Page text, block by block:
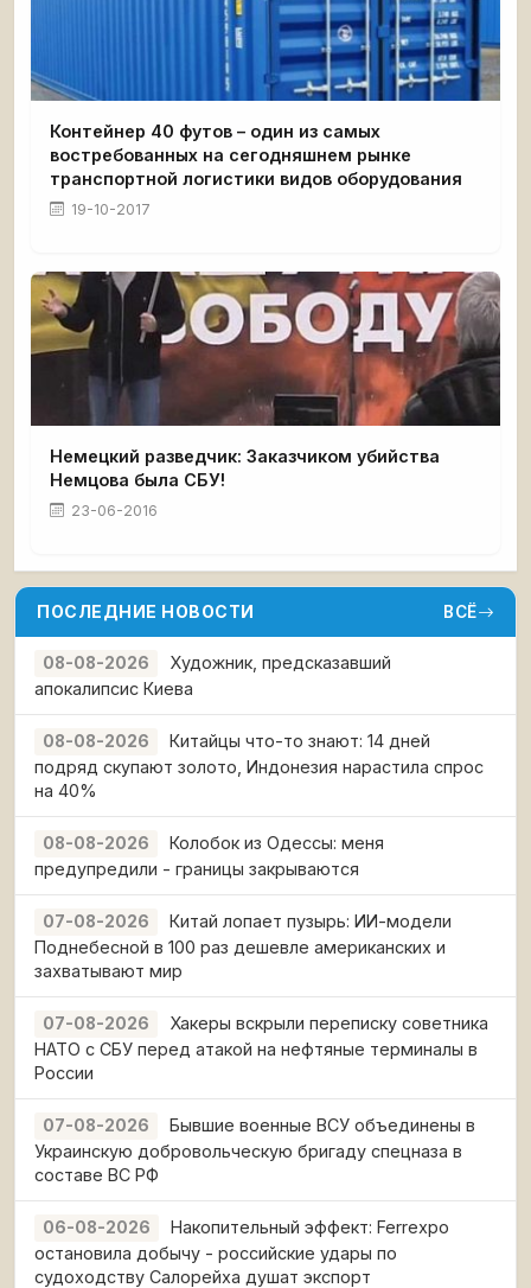
Контейнер 40 футов – один из самых
востребованных на сегодняшнем рынке
транспортной логистики видов оборудования
19-10-2017
Немецкий разведчик: Заказчиком убийства
Немцова была СБУ!
23-06-2016
ПОСЛЕДНИЕ НОВОСТИ ВСЁ
08-08-2026
Художник, предсказавший
апокалипсис Киева
08-08-2026
Китайцы что-то знают: 14 дней
подряд скупают золото, Индонезия нарастила спрос
на 40%
08-08-2026
Колобок из Одессы: меня
предупредили - границы закрываются
07-08-2026
Китай лопает пузырь: ИИ-модели
Поднебесной в 100 раз дешевле американских и
захватывают мир
07-08-2026
Хакеры вскрыли переписку советника
НАТО с СБУ перед атакой на нефтяные терминалы в
России
07-08-2026
Бывшие военные ВСУ объединены в
Украинскую добровольческую бригаду спецназа в
составе ВС РФ
06-08-2026
Накопительный эффект: Ferrexpo
остановила добычу - российские удары по
судоходству Салорейха душат экспорт